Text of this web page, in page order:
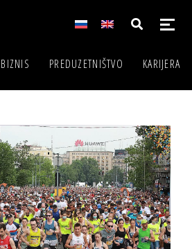
BIZNIS PREDUZETNIŠTVO KARIJERA